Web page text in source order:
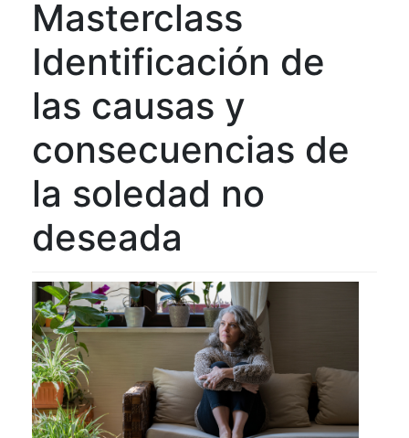
Masterclass
Identificación de
las causas y
consecuencias de
la soledad no
deseada